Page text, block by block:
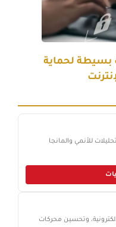
بسيطة لحماية
للأنمي والمانجا
وتحسين محركات